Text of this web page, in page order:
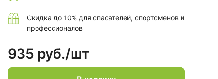
Скидка до 10% для спасателей, спортсменов и
профессионалов
935 руб./шт